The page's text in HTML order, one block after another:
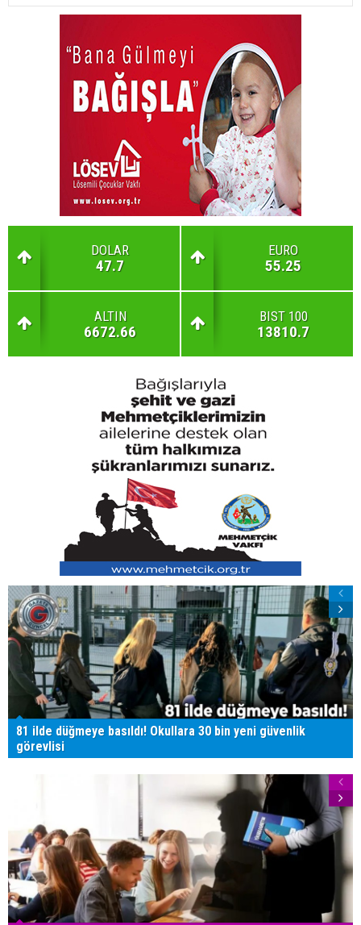
DOLAR
47.7
EURO
55.25
ALTIN
6672.66
BIST 100
13810.7
81 ilde düğmeye basıldı! Okullara 30 bin yeni güvenlik
görevlisi